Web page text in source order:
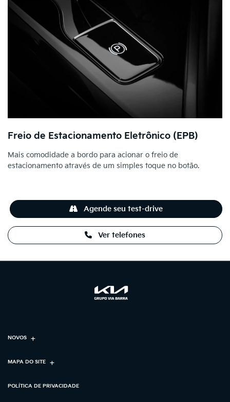
Freio de Estacionamento Eletrônico (EPB)
Mais comodidade a bordo para acionar o freio de
estacionamento através de um simples toque no botão.
Ver telefones
Agende seu test-drive
NOVOS
MAPA DO SITE
POLÍTICA DE PRIVACIDADE